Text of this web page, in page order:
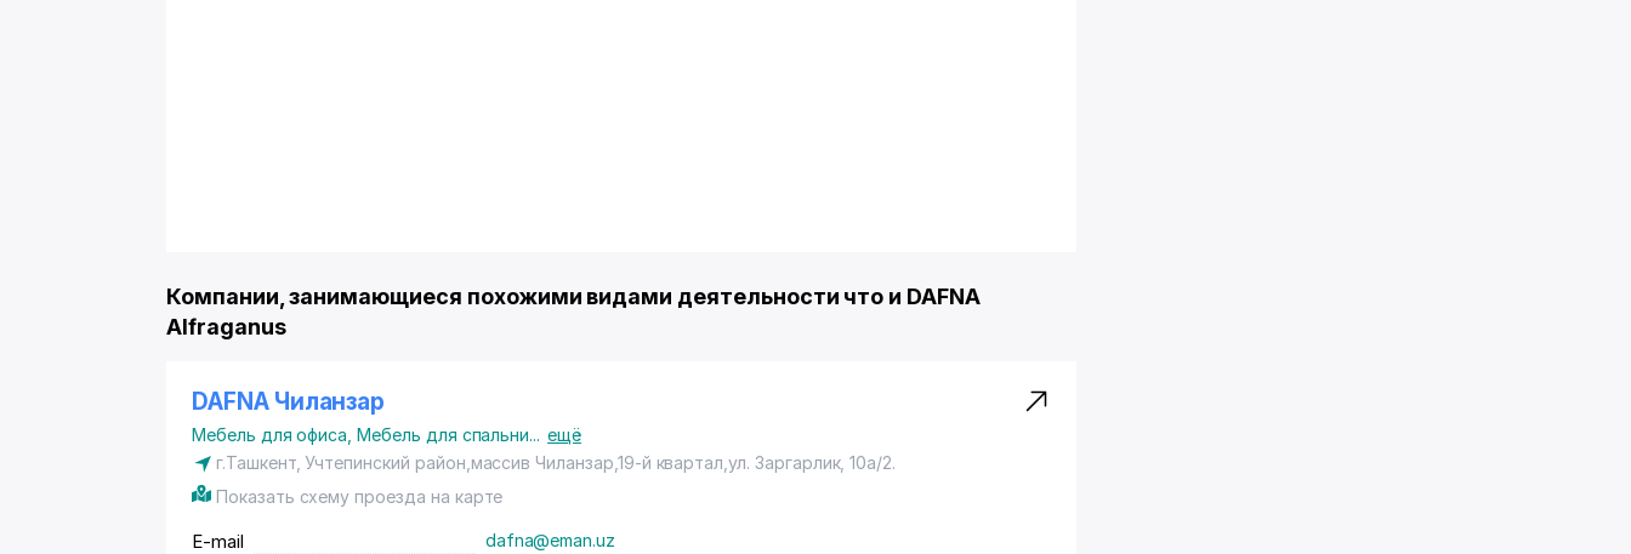
Компании, занимающиеся похожими видами деятельности что и DAFNA
Alfraganus
DAFNA Чиланзар
Мебель для офиса ,Мебель для спальни... ещё
г.Ташкент, Учтепинский район ,массив Чиланзар,19-й квартал,ул. Заргарлик, 10а/2.
Показать схему проезда на карте
E-mail dafna@eman.uz